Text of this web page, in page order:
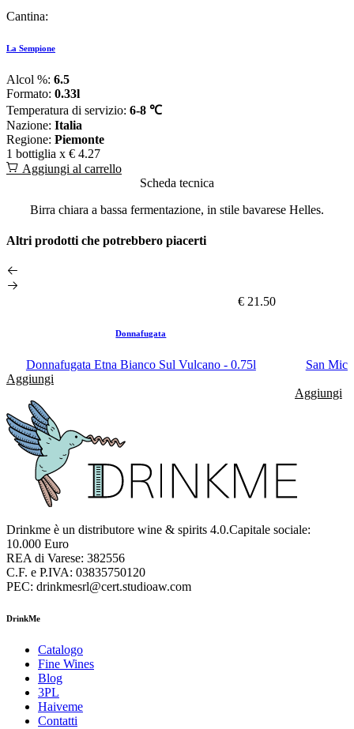
Cantina:
La Sempione
Alcol %: 6.5
Formato: 0.33l
Temperatura di servizio: 6-8 ℃
Nazione: Italia
Regione: Piemonte
1 bottiglia x € 4.27
Aggiungi al carrello
Scheda tecnica
Birra chiara a bassa fermentazione, in stile bavarese Helles.
Altri prodotti che potrebbero piacerti
€ 21.50
Donnafugata
Donnafugata Etna Bianco Sul Vulcano - 0.75l
Aggiungi
San
Aggiungi
Drinkme è un distributore wine & spirits 4.0.Capitale sociale:
10.000 Euro
REA di Varese: 382556
C.F. e P.IVA: 03835750120
PEC: drinkmesrl@cert.studioaw.com
DrinkMe
Catalogo
Fine Wines
Blog
3PL
Haiveme
Contatti